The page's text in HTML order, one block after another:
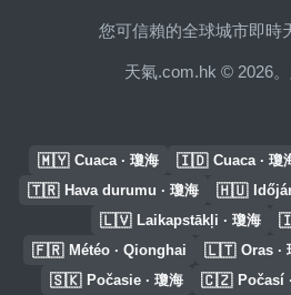
您可信賴的全球城市即時
天氣.com.hk © 2026。
🇲🇾 Cuaca · 瓊海 🇮🇩 Cuaca · 瓊
🇹🇷 Hava durumu · 瓊海 🇭🇺
🇱🇻 Laikapstākļi · 瓊海
🇫🇷 Météo · Qionghai 🇱🇹 Oras ·
🇸🇰 Počasie · 瓊海 🇨🇿 Počasí